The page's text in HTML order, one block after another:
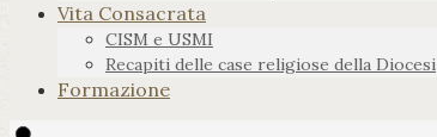
Vita Consacrata
CISM e USMI
Recapiti delle case religiose della Diocesi
Formazione